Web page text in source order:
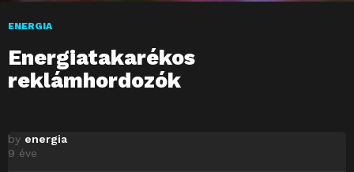
ENERGIA
Energiatakarékos
reklámhordozók
by energia
9 éve